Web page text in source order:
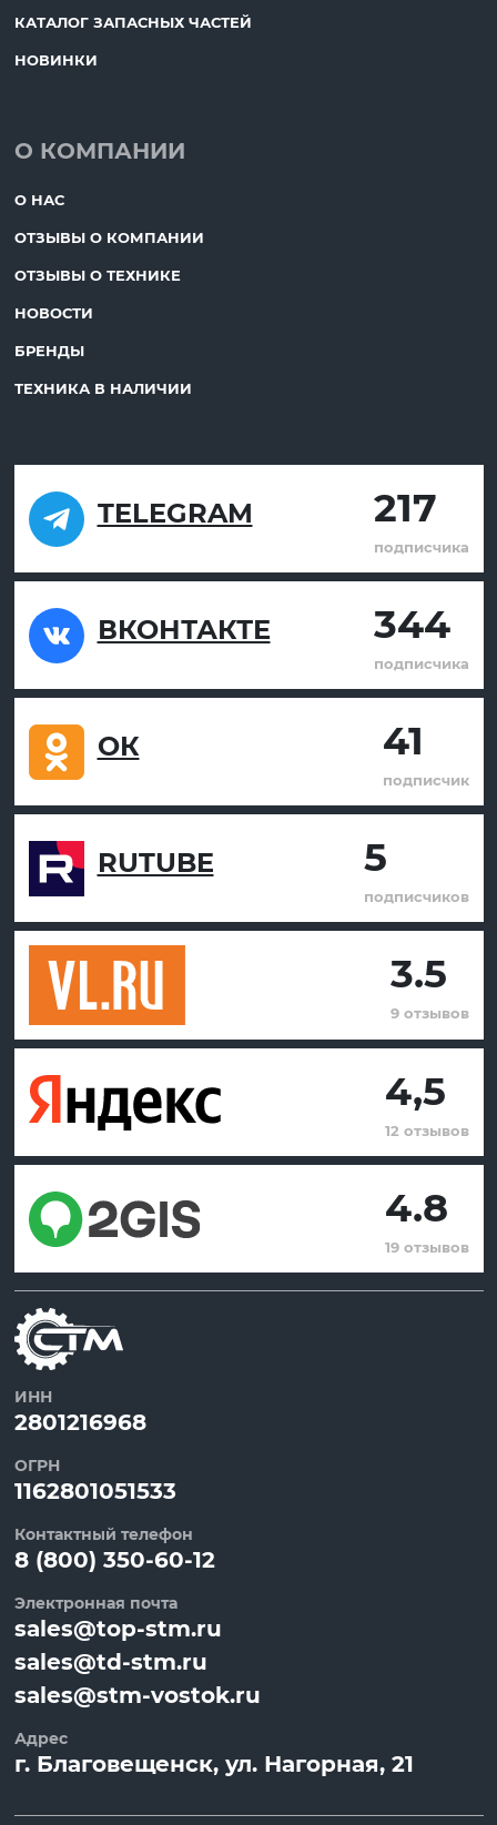
КАТАЛОГ ЗАПАСНЫХ ЧАСТЕЙ
НОВИНКИ
О КОМПАНИИ
О НАС
ОТЗЫВЫ О КОМПАНИИ
ОТЗЫВЫ О ТЕХНИКЕ
НОВОСТИ
БРЕНДЫ
ТЕХНИКА В НАЛИЧИИ
TELEGRAM 217
подписчика
ВКОНТАКТЕ 344
подписчика
ОК 41
подписчик
RUTUBE 5
подписчиков
3.5
9 отзывов
4,5
12 отзывов
4.8
19 отзывов
ИНН
2801216968
ОГРН
1162801051533
Контактный телефон
8 (800) 350-60-12
Электронная почта
sales@top-stm.ru
sales@td-stm.ru
sales@stm-vostok.ru
Адрес
г. Благовещенск, ул. Нагорная, 21